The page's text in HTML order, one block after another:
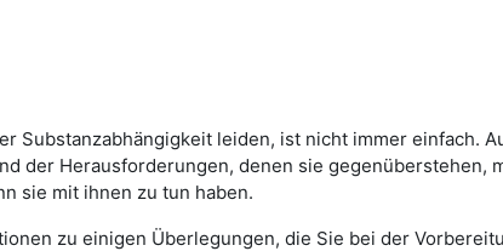
Substanzabhängigkeit leiden, ist nicht immer einfach.
der Herausforderungen, denen sie gegenüberstehen,
sie mit ihnen zu tun haben.
zu einigen Überlegungen, die Sie bei der